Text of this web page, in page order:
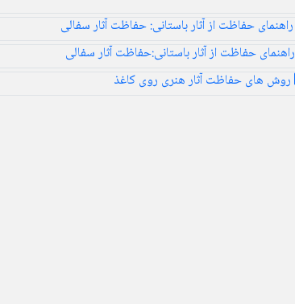
راهنمای حفاظت از آثار باستانی: حفاظت آثار سفالی
راهنمای حفاظت از آثار باستانی:حفاظت آثار سفالی
روش های حفاظت آثار هنری روی کاغذ